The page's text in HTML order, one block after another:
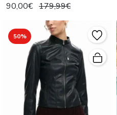
90,00€ 179,99€
50%